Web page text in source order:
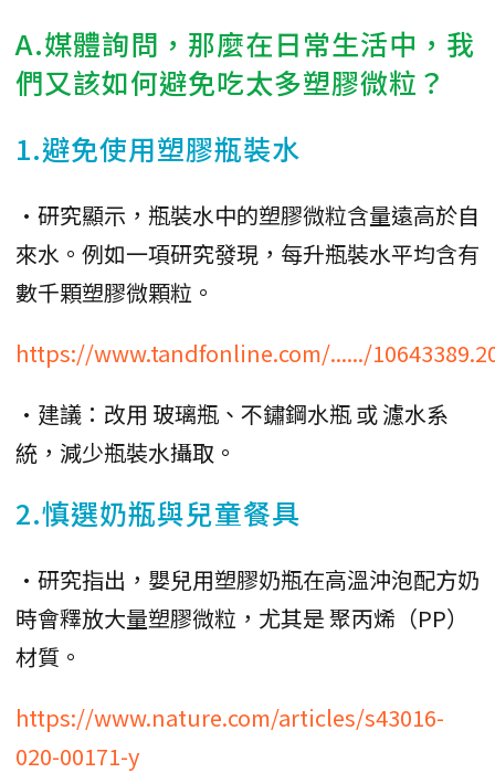
A.媒體詢問，那麼在日常生活中，我
們又該如何避免吃太多塑膠微粒？
1.避免使用塑膠瓶裝水
•研究顯示，瓶裝水中的塑膠微粒含量遠高於自
來水。例如一項研究發現，每升瓶裝水平均含有
數千顆塑膠微顆粒。
https://www.tandfonline.com/....../
•建議：改用 玻璃瓶、不鏽鋼水瓶 或 濾水系
統，減少瓶裝水攝取。
2.慎選奶瓶與兒童餐具
•研究指出，嬰兒用塑膠奶瓶在高溫沖泡配方奶
時會釋放大量塑膠微粒，尤其是 聚丙烯（PP）
材質。
https://www.nature.com/articles/s43016-
020-00171-y